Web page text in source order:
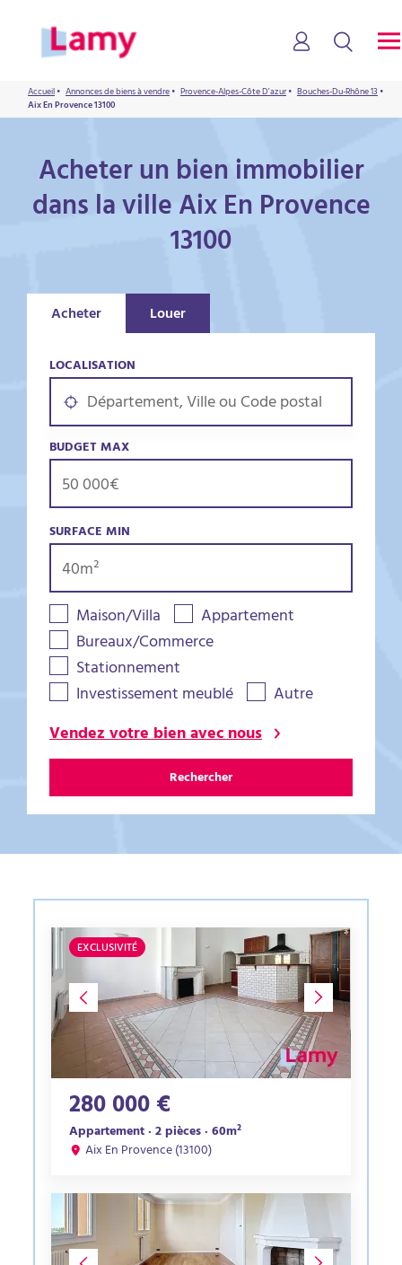
Accueil• Annonces de biens à vendre• Provence-Alpes-Côte D'azur• Bouches-Du-Rhône 13•
Aix En Provence 13100
Acheter un bien immobilier
dans la ville Aix En Provence
13100
Acheter Louer
LOCALISATION
BUDGET MAX
SURFACE MIN
Maison/Villa
Appartement
Bureaux/Commerce
Stationnement
Investissement meublé
Autre
Vendez votre bien avec nous
Rechercher
EXCLUSIVITÉ
280 000 €
Appartement · 2 pièces · 60m²
Aix En Provence (13100)